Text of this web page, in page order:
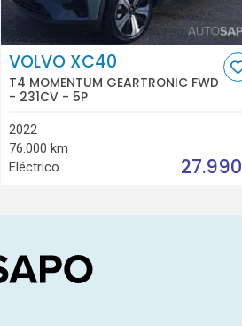
VOLVO XC40
T4 MOMENTUM GEARTRONIC FWD
- 231CV - 5P
2022
76.000 km
Eléctrico
27.990